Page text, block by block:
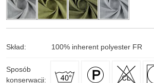
Skład: 100% inherent polyester FR
Sposób
konserwacji: